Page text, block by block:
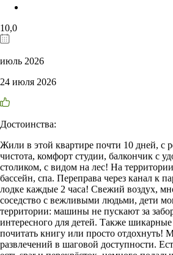
10,0
июль 2026
24 июля 2026
Достоинства:
Жили в этой квартире почти 10 дней, с
чистота, комфорт студии, балкончик с
столиком, с видом на лес! На
бассейн, спа. Переправа через канал к
лодке каждые 2 часа! Свежий воздух,
соседство с вежливыми людьми, дети
территории: машины не пускают за
интересного для детей. Также
почитать книгу или просто отдохнуть!
развлечений в шаговой доступности.